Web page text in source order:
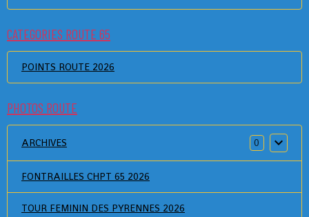
CATEGORIES ROUTE 65
POINTS ROUTE 2026
PHOTOS ROUTE
ARCHIVES 0
FONTRAILLES CHPT 65 2026
TOUR FEMININ DES PYRENNES 2026